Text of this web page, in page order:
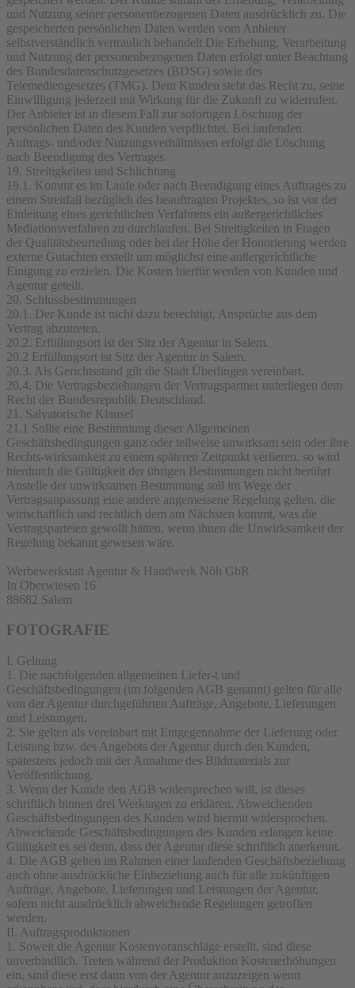
und Nutzung seiner personenbezogenen Daten ausdrücklich zu. Die
gespeicherten persönlichen Daten werden vom Anbieter
selbstverständlich vertraulich behandelt Die Erhebung, Verarbeitung
und Nutzung der personenbezogenen Daten erfolgt unter Beachtung
des Bundesdatenschutzgesetzes (BDSG) sowie des
Telemediengesetzes (TMG). Dem Kunden steht das Recht zu, seine
Einwilligung jederzeit mit Wirkung für die Zukunft zu widerrufen.
Der Anbieter ist in diesem Fall zur sofortigen Löschung der
persönlichen Daten des Kunden verpflichtet. Bei laufenden
Auftrags- und/oder Nutzungsverhältnissen erfolgt die Löschung
nach Beendigung des Vertrages.
19. Streitigkeiten und Schlichtung
19.1. Kommt es im Laufe oder nach Beendigung eines Auftrages zu
einem Streitfall bezüglich des beauftragten Projektes, so ist vor der
Einleitung eines gerichtlichen Verfahrens ein außergerichtliches
Mediationsverfahren zu durchlaufen. Bei Streitigkeiten in Fragen
der Qualitätsbeurteilung oder bei der Höhe der Honorierung werden
externe Gutachten erstellt um möglichst eine außergerichtliche
Einigung zu erzielen. Die Kosten hierfür werden von Kunden und
Agentur geteilt.
20. Schlussbestimmungen
20.1. Der Kunde ist nicht dazu berechtigt, Ansprüche aus dem
Vertrag abzutreten.
20.2. Erfüllungsort ist der Sitz der Agentur in Salem.
20.2 Erfüllungsort ist Sitz der Agentur in Salem.
20.3. Als Gerichtsstand gilt die Stadt Überlingen vereinbart.
20.4. Die Vertragsbeziehungen der Vertragspartner unterliegen dem
Recht der Bundesrepublik Deutschland.
21. Salvatorische Klausel
21.1 Sollte eine Bestimmung dieser Allgemeinen
Geschäftsbedingungen ganz oder teilweise unwirksam sein oder ihre
Rechts-wirksamkeit zu einem späteren Zeitpunkt verlieren, so wird
hierdurch die Gültigkeit der übrigen Bestimmungen nicht berührt
Anstelle der unwirksamen Bestimmung soll im Wege der
Vertragsanpassung eine andere angemessene Regelung gelten, die
wirtschaftlich und rechtlich dem am Nächsten kommt, was die
Vertragsparteien gewollt hätten, wenn ihnen die Unwirksamkeit der
Regelung bekannt gewesen wäre.
Werbewerkstatt Agentur & Handwerk Nöh GbR
In Oberwiesen 16
88682 Salem
FOTOGRAFIE
I. Geltung
1. Die nachfolgenden allgemeinen Liefer-t und
Geschäftsbedingungen (im folgenden AGB genannt) gelten für alle
von der Agentur durchgeführten Aufträge, Angebote, Lieferungen
und Leistungen.
2. Sie gelten als vereinbart mit Entgegennahme der Lieferung oder
Leistung bzw. des Angebots der Agentur durch den Kunden,
spätestens jedoch mit der Annahme des Bildmaterials zur
Veröffentlichung.
3. Wenn der Kunde den AGB widersprechen will, ist dieses
schriftlich binnen drei Werktagen zu erklären. Abweichenden
Geschäftsbedingungen des Kunden wird hiermit widersprochen.
Abweichende Geschäftsbedingungen des Kunden erlangen keine
Gültigkeit es sei denn, dass der Agentur diese schriftlich anerkennt.
4. Die AGB gelten im Rahmen einer laufenden Geschäftsbeziehung
auch ohne ausdrückliche Einbeziehung auch für alle zukünftigen
Aufträge, Angebote, Lieferungen und Leistungen der Agentur,
sofern nicht ausdrücklich abweichende Regelungen getroffen
werden.
II. Auftragsproduktionen
1. Soweit die Agentur Kostenvoranschläge erstellt, sind diese
unverbindlich. Treten während der Produktion Kostenerhöhungen
ein, sind diese erst dann von der Agentur anzuzeigen wenn